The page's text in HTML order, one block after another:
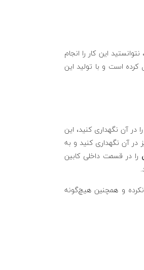
این کار را انجام
و طول ۵٫۴۱ این مشکل را برای شما حل کرده است و با تولید این
در آن نگهداری کنید، این
در آن نگهداری کنید و به
را در قسمت داخلی کابین
و همچنین هیچ‌گونه